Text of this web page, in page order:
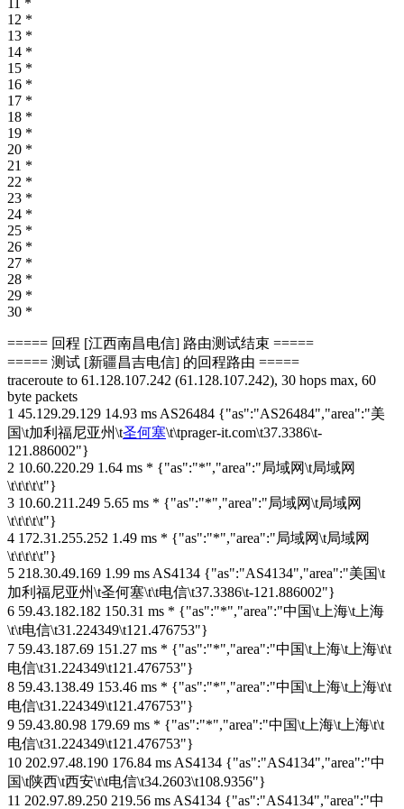
12 *
13 *
14 *
15 *
16 *
17 *
18 *
19 *
20 *
21 *
22 *
23 *
24 *
25 *
26 *
27 *
28 *
29 *
30 *
===== 回程 [江西南昌电信] 路由测试结束 =====
===== 测试 [新疆昌吉电信] 的回程路由 =====
traceroute to 61.128.107.242 (61.128.107.242), 30 hops max, 60
byte packets
1 45.129.29.129 14.93 ms AS26484 {"as":"AS26484","area":"美
国\t加利福尼亚州\t圣何塞\t\tprager-it.com\t37.3386\t-
121.886002"}
2 10.60.220.29 1.64 ms * {"as":"*","area":"局域网\t局域网
\t\t\t\t\t"}
3 10.60.211.249 5.65 ms * {"as":"*","area":"局域网\t局域网
\t\t\t\t\t"}
4 172.31.255.252 1.49 ms * {"as":"*","area":"局域网\t局域网
\t\t\t\t\t"}
5 218.30.49.169 1.99 ms AS4134 {"as":"AS4134","area":"美国\t
加利福尼亚州\t圣何塞\t\t电信\t37.3386\t-121.886002"}
6 59.43.182.182 150.31 ms * {"as":"*","area":"中国\t上海\t上海
\t\t电信\t31.224349\t121.476753"}
7 59.43.187.69 151.27 ms * {"as":"*","area":"中国\t上海\t上海\t\t
电信\t31.224349\t121.476753"}
8 59.43.138.49 153.46 ms * {"as":"*","area":"中国\t上海\t上海\t\t
电信\t31.224349\t121.476753"}
9 59.43.80.98 179.69 ms * {"as":"*","area":"中国\t上海\t上海\t\t
电信\t31.224349\t121.476753"}
10 202.97.48.190 176.84 ms AS4134 {"as":"AS4134","area":"中
国\t陕西\t西安\t\t电信\t34.2603\t108.9356"}
11 202.97.89.250 219.56 ms AS4134 {"as":"AS4134","area":"中